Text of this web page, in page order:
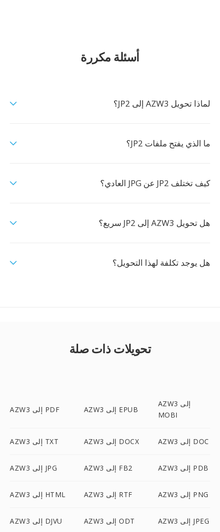
أسئلة مكررة
لماذا تحويل AZW3 إلى JP2؟
ما الذي يفتح ملفات JP2؟
كيف تختلف JP2 عن JPG العادي؟
هل تحويل AZW3 إلى JP2 سريع؟
هل يوجد تكلفة لهذا التحويل؟
تحويلات ذات صلة
AZW3 إلى PDF AZW3 إلى EPUB
AZW3 إلى
MOBI
AZW3 إلى TXT AZW3 إلى DOCX AZW3 إلى DOC
AZW3 إلى JPG AZW3 إلى FB2 AZW3 إلى PDB
AZW3 إلى HTML AZW3 إلى RTF AZW3 إلى PNG
AZW3 إلى DJVU AZW3 إلى ODT AZW3 إلى JPEG